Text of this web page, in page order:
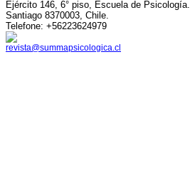
Ejército 146, 6° piso, Escuela de Psicología.
Santiago 8370003, Chile.
Telefone: +56223624979
revista@summapsicologica.cl